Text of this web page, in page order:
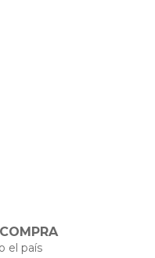
el país